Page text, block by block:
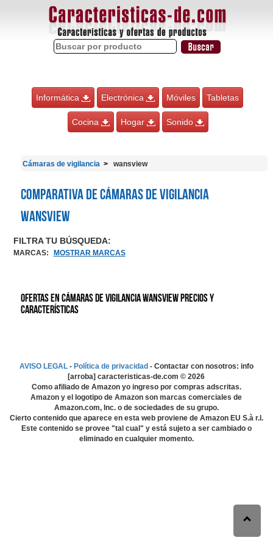
Informática Electrónica Móviles Tabletas
Cocina Hogar Sonido
Cámaras de vigilancia wansview
Comparativa de Cámaras de vigilancia
wansview
FILTRA TU BÚSQUEDA:
MARCAS: MOSTRAR MARCAS
Ofertas en Cámaras de vigilancia wansview precios y
características
AVISO LEGAL- Política de privacidad - Contactar con nosotros: info
[arroba] caracteristicas-de.com ©2026
Como afiliado de Amazon yo ingreso por compras adscritas.
Amazon y el logotipo de Amazon son marcas comerciales de
Amazon.com, Inc. o de sociedades de su grupo.
Cierto contenido que aparece en esta web proviene de Amazon EU S.à r.l.
Este contenido se provee "tal cual" y está sujeto a ser cambiado o
eliminado en cualquier momento.